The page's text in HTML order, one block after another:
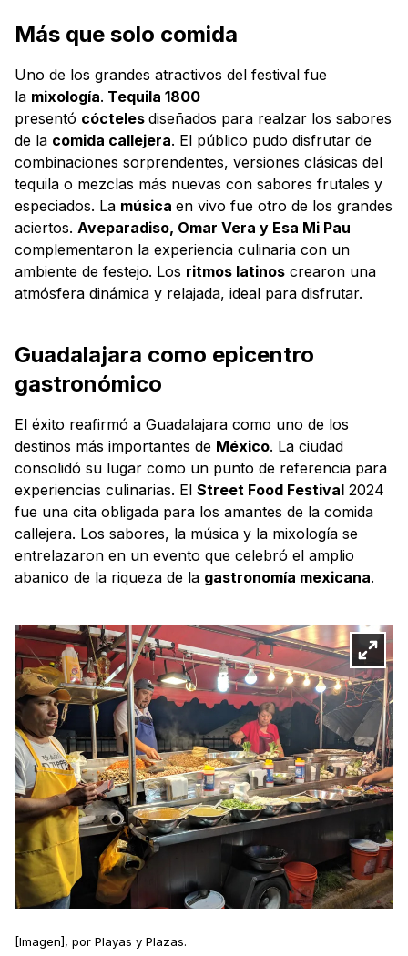
Más que solo comida
Uno de los grandes atractivos del festival fue
la mixología. Tequila 1800
presentó cócteles diseñados para realzar los sabores
de la comida callejera. El público pudo disfrutar de
combinaciones sorprendentes, versiones clásicas del
tequila o mezclas más nuevas con sabores frutales y
especiados. La música en vivo fue otro de los grandes
aciertos. Aveparadiso, Omar Vera y Esa Mi Pau
complementaron la experiencia culinaria con un
ambiente de festejo. Los ritmos latinos crearon una
atmósfera dinámica y relajada, ideal para disfrutar.
Guadalajara como epicentro
gastronómico
El éxito reafirmó a Guadalajara como uno de los
destinos más importantes de México. La ciudad
consolidó su lugar como un punto de referencia para
experiencias culinarias. El Street Food Festival 2024
fue una cita obligada para los amantes de la comida
callejera. Los sabores, la música y la mixología se
entrelazaron en un evento que celebró el amplio
abanico de la riqueza de la gastronomía mexicana.
[Imagen], por Playas y Plazas.